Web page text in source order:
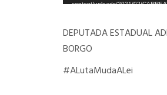
content/uploads/2021/02/
DEPUTADA ESTADUAL
BORGO
#ALutaMudaALei